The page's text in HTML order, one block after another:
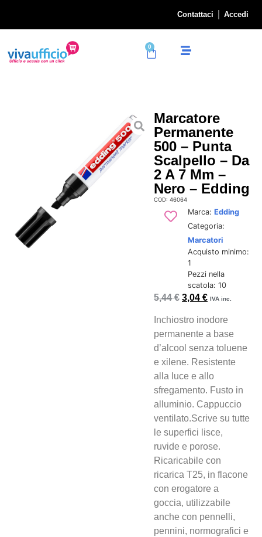
Contattaci Accedi
0
Marcatore
Permanente
500 – Punta
Scalpello – Da
2 A 7 Mm –
Nero – Edding
COD: 46064
Marca: Edding
Categoria:
Marcatori
Acquisto minimo:
1
Pezzi nella
scatola: 10
5,44€ 3,04€ IVA inc.
Inchiostro inodore
permanente a base
d’alcool senza toluene
e xilene. Resistente
alla luce e allo
sfregamento. Fusto in
alluminio. Cappuccio
ventilato.Scrive su tutte
le superfici lisce,
ruvide e porose.
Ricaricabile con
ricarica T25, in flacone
con erogatore a
goccia, utilizzabile
anche con pennelli,
pennini, normografici e